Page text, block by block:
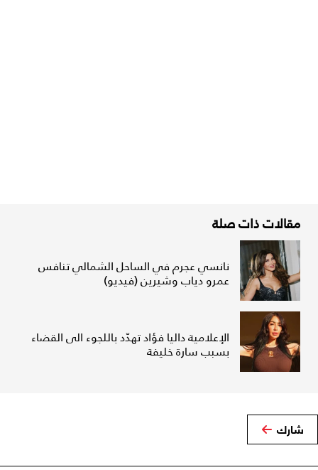
مقالات ذات صلة
نانسي عجرم في الساحل الشمالي تنافس
عمرو دياب وشيرين (فيديو)
الإعلامية داليا فؤاد تهدّد باللجوء الى القضاء
بسبب سارة خليفة
شارك